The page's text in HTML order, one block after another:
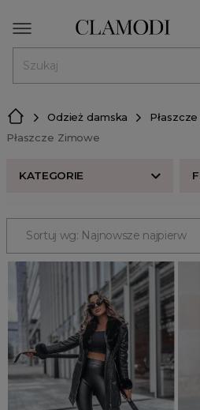
Odzież damska Płaszcze
Płaszcze Zimowe
KATEGORIE
Płaszcze Krótkie
Płaszcze Zimowe
Płaszcze Długie
Trencz
Płaszcze oversize
CENA
ODZIEŻ
Odzież damska
płaszcze
DLA KOGO
Sortuj wg: Najnowsze najpierw